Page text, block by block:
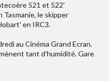
521 et 522'
le skipper
en IRC3.
au Cinéma Grand Ecran.
tant d'humidité. Gare